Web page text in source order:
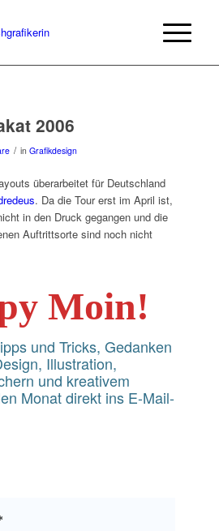
2006
/ in Grafikdesign
überarbeitet für Deutschland
. Da die Tour erst im April ist,
in den Druck gegangen und die
Auftrittsorte sind noch nicht
Moin!
und Tricks, Gedanken
Illustration,
und kreativem
Monat direkt ins E-Mail-